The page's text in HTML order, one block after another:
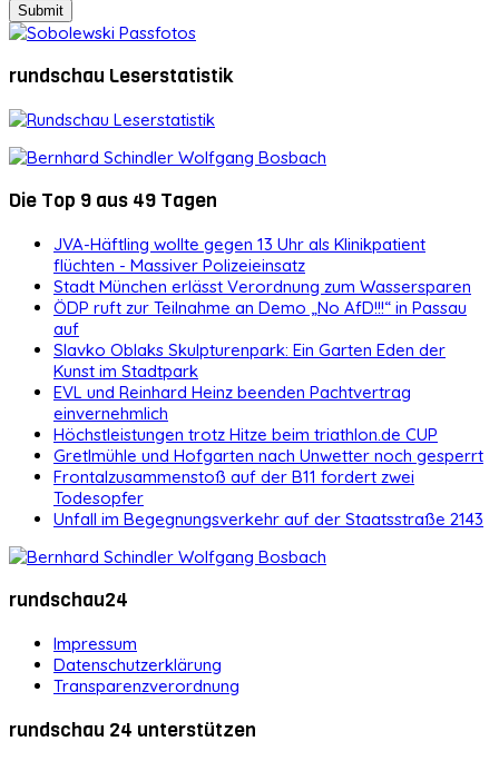
rundschau Leserstatistik
Die Top 9 aus 49 Tagen
JVA-Häftling wollte gegen 13 Uhr als Klinikpatient
flüchten - Massiver Polizeieinsatz
Stadt München erlässt Verordnung zum Wassersparen
ÖDP ruft zur Teilnahme an Demo „No AfD!!!“ in Passau
auf
Slavko Oblaks Skulpturenpark: Ein Garten Eden der
Kunst im Stadtpark
EVL und Reinhard Heinz beenden Pachtvertrag
einvernehmlich
Höchstleistungen trotz Hitze beim triathlon.de CUP
Gretlmühle und Hofgarten nach Unwetter noch gesperrt
Frontalzusammenstoß auf der B11 fordert zwei
Todesopfer
Unfall im Begegnungsverkehr auf der Staatsstraße 2143
rundschau24
Impressum
Datenschutzerklärung
Transparenzverordnung
rundschau 24 unterstützen